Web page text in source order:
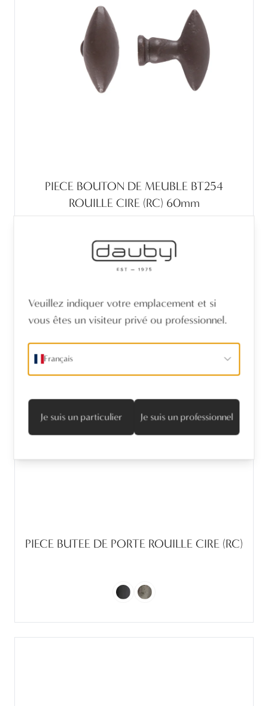
PIECE BOUTON DE MEUBLE BT254
ROUILLE CIRE (RC) 60mm
PIECE BUTEE DE PORTE ROUILLE CIRE (RC)
Veuillez indiquer votre emplacement et si
vous êtes un visiteur privé ou professionnel.
Français
Je suis un particulier Je suis un professionnel